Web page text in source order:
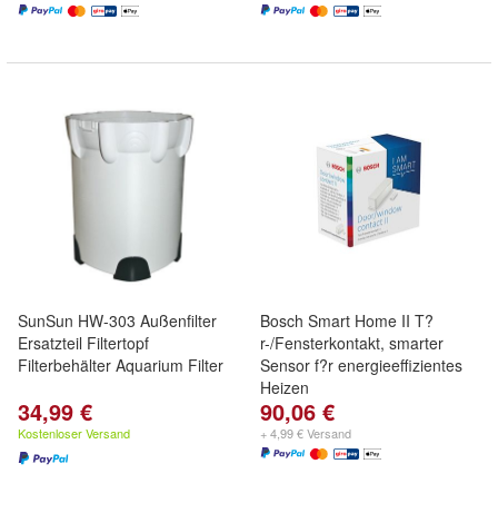
SunSun HW-303 Außenfilter
Ersatzteil Filtertopf
Filterbehälter Aquarium Filter
34,99 €
Kostenloser Versand
Bosch Smart Home II T?
r-/Fensterkontakt, smarter
Sensor f?r energieeffizientes
Heizen
90,06 €
+ 4,99 € Versand